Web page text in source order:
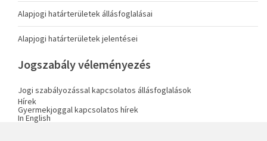
Alapjogi határterületek állásfoglalásai
Alapjogi határterületek jelentései
Jogszabály véleményezés
Jogi szabályozással kapcsolatos állásfoglalások
Hírek
Gyermekjoggal kapcsolatos hírek
In English